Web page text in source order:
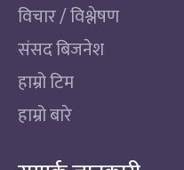
विचार / विश्लेषण
संसद बिजनेश
हाम्रो टिम
हाम्रो बारे